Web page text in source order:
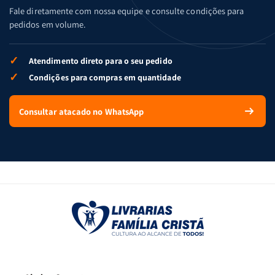
Fale diretamente com nossa equipe e consulte condições para
pedidos em volume.
✓ Atendimento direto para o seu pedido
✓ Condições para compras em quantidade
Consultar atacado no WhatsApp